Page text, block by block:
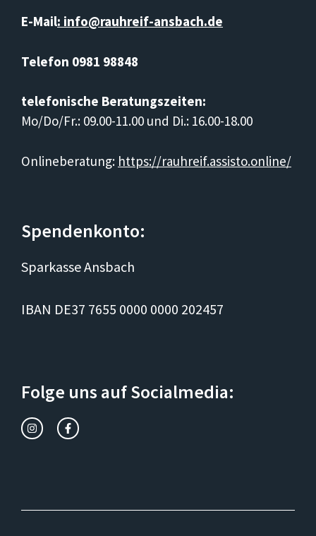
E-Mail: info@rauhreif-ansbach.de
Telefon 0981 98848
telefonische Beratungszeiten:
Mo/Do/Fr.: 09.00-11.00 und Di.: 16.00-18.00
Onlineberatung: https://rauhreif.assisto.online/
Spendenkonto:
Sparkasse Ansbach
IBAN DE37 7655 0000 0000 202457
Folge uns auf Socialmedia: